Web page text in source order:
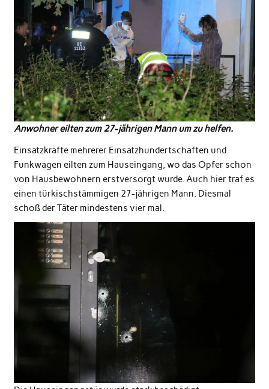
Anwohner eilten zum 27-jährigen Mann um zu helfen.
Einsatzkräfte mehrerer Einsatzhundertschaften und
Funkwagen eilten zum Hauseingang, wo das Opfer schon
von Hausbewohnern erstversorgt wurde. Auch hier traf es
einen türkischstämmigen 27-jährigen Mann. Diesmal
schoß der Täter mindestens vier mal.